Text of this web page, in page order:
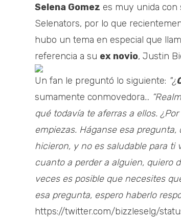
Selena Gomez es muy unida con
Selenators, por lo que
hubo un tema en especial que
referencia a su ex novio, Justin
Un fan le preguntó lo siguiente: "¿
sumamente conmovedora...
qué todavía te aferras a ellos.
empiezas. Háganse esa
hicieron, y no es saludable para ti
cuanto a perder a alguien, quiero
veces es posible que necesites
esa pregunta, espero haberlo
https://twitter.com/bizzleselg/